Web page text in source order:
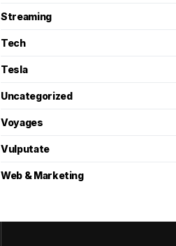
Streaming
Tech
Tesla
Uncategorized
Voyages
Vulputate
Web & Marketing